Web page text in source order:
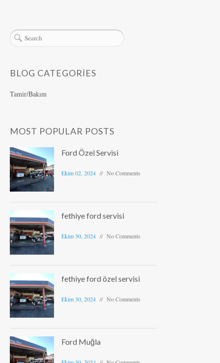
BLOG CATEGORIES
Tamir/Bakım
MOST POPULAR POSTS
Ford Özel Servisi
Ekim 02, 2024 No Comments
fethiye ford servisi
Ekim 30, 2024 No Comments
fethiye ford özel servisi
Ekim 30, 2024 No Comments
Ford Muğla